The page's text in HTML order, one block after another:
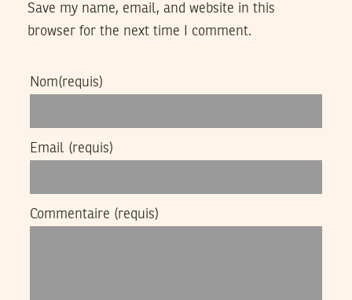
Save my name, email, and website in this
browser for the next time I comment.
Nom(requis)
Email (requis)
Commentaire (requis)